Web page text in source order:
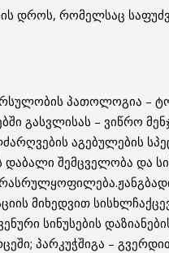
დროს, რომელსაც
პათოლოგია –
გასვლისას – ვიწრო
აგებულების
შემცველობა და
მიხედვით
სინუსების
პარკუჭშიგა –